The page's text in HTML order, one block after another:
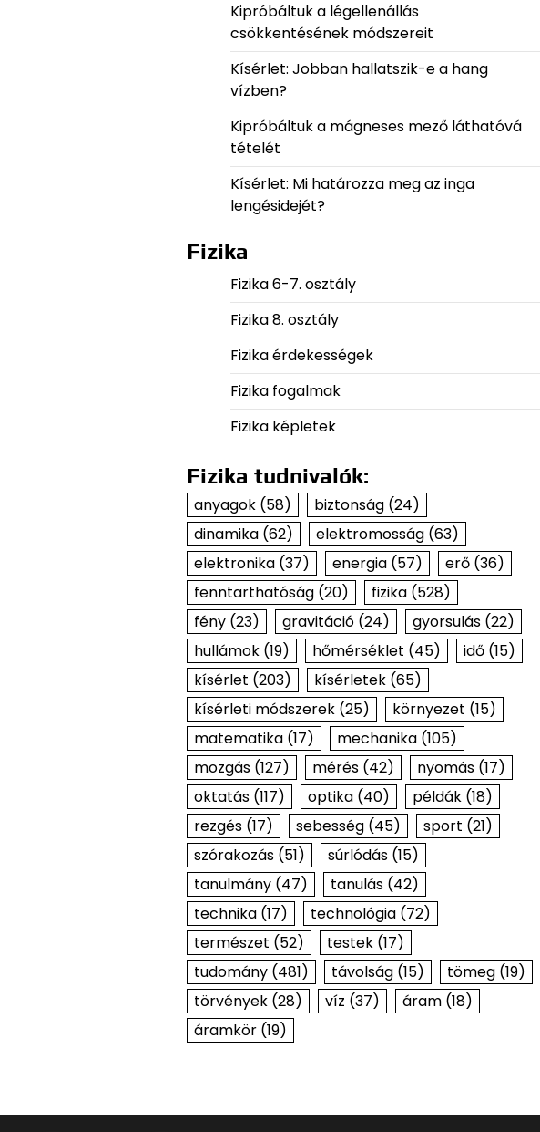
Kipróbáltuk a légellenállás
csökkentésének módszereit
Kísérlet: Jobban hallatszik-e a hang
vízben?
Kipróbáltuk a mágneses mező láthatóvá
tételét
Kísérlet: Mi határozza meg az inga
lengésidejét?
Fizika
Fizika 6-7. osztály
Fizika 8. osztály
Fizika érdekességek
Fizika fogalmak
Fizika képletek
Fizika tudnivalók:
anyagok(58) biztonság(24)
dinamika(62) elektromosság(63)
elektronika(37) energia(57) erő(36)
fenntarthatóság(20) fizika(528)
fény(23) gravitáció(24) gyorsulás(22)
hullámok(19) hőmérséklet (45) idő(15)
kísérlet (203) kísérletek(65)
kísérleti módszerek(25) környezet (15)
matematika(17) mechanika(105)
mozgás(127) mérés(42) nyomás(17)
oktatás(117) optika(40) példák(18)
rezgés(17) sebesség(45) sport (21)
szórakozás(51) súrlódás(15)
tanulmány(47) tanulás(42)
technika(17) technológia(72)
természet (52) testek(17)
tudomány(481) távolság(15) tömeg(19)
törvények(28) víz (37) áram(18)
áramkör(19)